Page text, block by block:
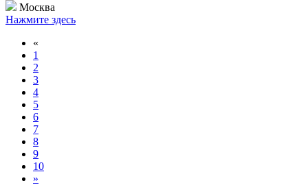
Москва
Нажмите здесь
«
1
2
3
4
5
6
7
8
9
10
»